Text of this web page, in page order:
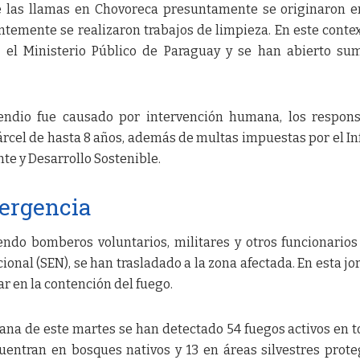
llamas en Chovoreca presuntamente se originaron
se realizaron trabajos de limpieza. En este
Ministerio Público de Paraguay y se han abierto
fue causado por intervención humana, los
de hasta 8 años, además de multas impuestas por el
y Desarrollo Sostenible.
bomberos voluntarios, militares y otros
(SEN), se han trasladado a la zona afectada. En esta
en la contención del fuego.
de este martes se han detectado 54 fuegos activos en
en bosques nativos y 13 en áreas silvestres